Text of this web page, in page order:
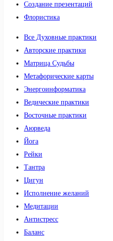
Создание презентаций
Флористика
Все Духовные практики
Авторские практики
Матрица Судьбы
Метафорические карты
Энергоинформатика
Ведические практики
Восточные практики
Аюрведа
Йога
Рейки
Тантра
Цигун
Исполнение желаний
Медитации
Антистресс
Баланс